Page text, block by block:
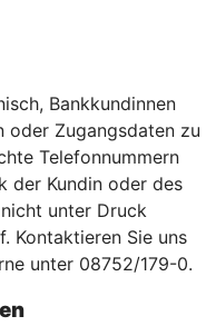
Bankkundinnen
oder Zugangsdaten zu
Telefonnummern
der Kundin oder des
unter Druck
Kontaktieren Sie uns
unter 08752/179-0.